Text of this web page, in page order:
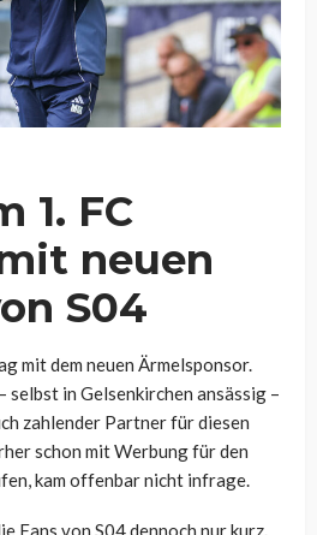
1. FC
neuen
S04
mit dem neuen Ärmelsponsor.
selbst in Gelsenkirchen ansässig –
zahlender Partner für diesen
schon mit Werbung für den
kam offenbar nicht infrage.
Fans von S04 dennoch nur kurz.